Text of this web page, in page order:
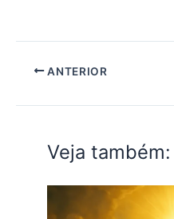
ANTERIOR
Veja também: